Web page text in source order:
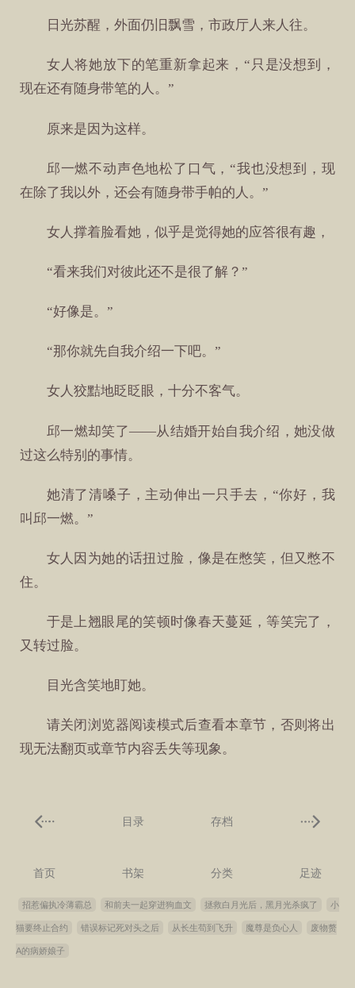
日光苏醒，外面仍旧飘雪，市政厅人来人往。
女人将她放下的笔重新拿起来，“只是没想到，
现在还有随身带笔的人。”
原来是因为这样。
邱一燃不动声色地松了口气，“我也没想到，现
在除了我以外，还会有随身带手帕的人。”
女人撑着脸看她，似乎是觉得她的应答很有趣，
“看来我们对彼此还不是很了解？”
“好像是。”
“那你就先自我介绍一下吧。”
女人狡黠地眨眨眼，十分不客气。
邱一燃却笑了——从结婚开始自我介绍，她没做
过这么特别的事情。
她清了清嗓子，主动伸出一只手去，“你好，我
叫邱一燃。”
女人因为她的话扭过脸，像是在憋笑，但又憋不
住。
于是上翘眼尾的笑顿时像春天蔓延，等笑完了，
又转过脸。
目光含笑地盯她。
请关闭浏览器阅读模式后查看本章节，否则将出
现无法翻页或章节内容丢失等现象。
目录 存档
首页 书架 分类 足迹
招惹偏执冷薄霸总 和前夫一起穿进狗血文 拯救白月光后，黑月光杀疯了 小
猫要终止合约 错误标记死对头之后 从长生苟到飞升 魔尊是负心人 废物赘
A的病娇娘子